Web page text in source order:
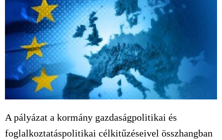
A pályázat a kormány gazdaságpolitikai és
foglalkoztatáspolitikai célkitűzéseivel összhangban